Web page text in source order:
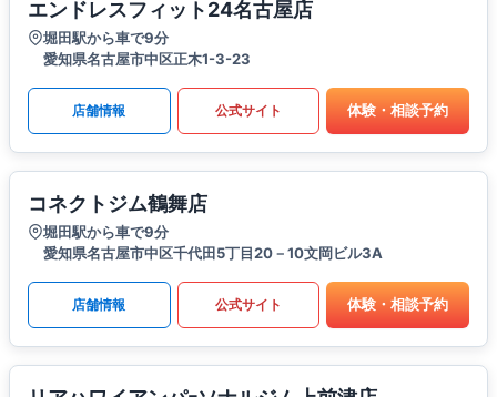
エンドレスフィット24名古屋店
堀田駅から車で9分
愛知県名古屋市中区正木1-3-23
店舗情報 公式サイト 体験・相談予約
コネクトジム鶴舞店
堀田駅から車で9分
愛知県名古屋市中区千代田5丁目20－10文岡ビル3A
店舗情報 公式サイト 体験・相談予約